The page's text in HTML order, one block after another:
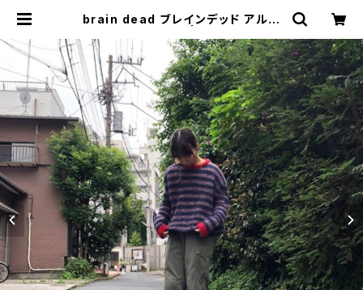
brain dead ブレインデッド アルパ
oth- | 新宿区神楽坂のリサイクルシ
ョップ・古着